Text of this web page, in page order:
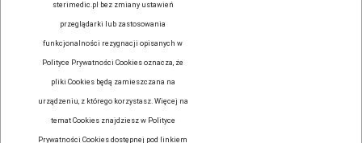
PRODUCTS
OUR COMPANY
YOUR ACCOUNT
sterimedic.pl bez zmiany ustawień
przeglądarki lub zastosowania
funkcjonalności rezygnacji opisanych w
Polityce Prywatności Cookies oznacza, że
pliki Cookies będą zamieszczana na
urządzeniu, z którego korzystasz. Więcej na
temat Cookies znajdziesz w Polityce
Prywatności Cookies dostępnej pod linkiem